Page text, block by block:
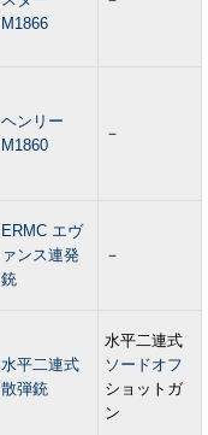
M1866
ヘンリー
M1860
－
ERMC エヴ
ァンス連発
銃
－
水平二連式
散弾銃
水平二連式
ソードオフ
ショットガ
ン